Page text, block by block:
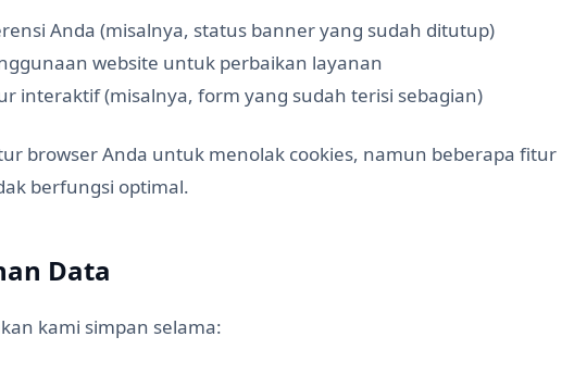
Anda (misalnya, status banner yang sudah ditutup)
website untuk perbaikan layanan
interaktif (misalnya, form yang sudah terisi sebagian)
browser Anda untuk menolak cookies, namun beberapa fitur
berfungsi optimal.
Data
kami simpan selama: